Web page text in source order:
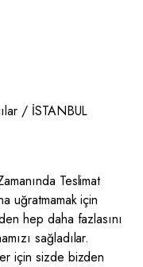
/ İSTANBUL
Teslimat
uğratmamak için
hep daha fazlasını
sağladılar.
için sizde bizden